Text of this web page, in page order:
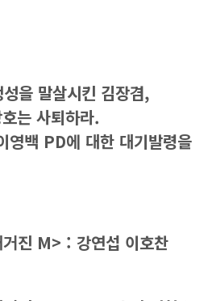
을 말살시킨 김장겸,
는 사퇴하라.
영백 PD에 대한 대기발령을
진 M> : 강연섭 이호찬